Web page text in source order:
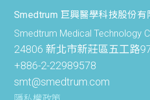
Smedtrum 巨興醫學科技股份有
Smedtrum Medical Technology
24806 新北市新莊區五工路
+886-2-22989578
smt@smedtrum.com